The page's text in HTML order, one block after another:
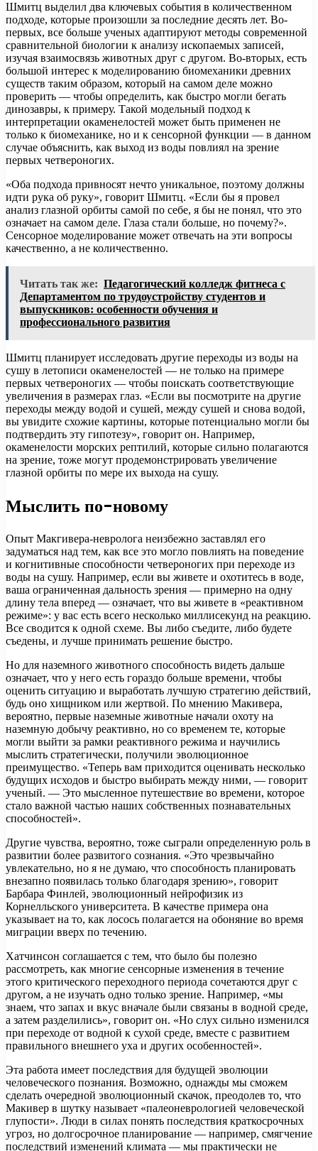
Шмитц выделил два ключевых события в количественном
подходе, которые произошли за последние десять лет. Во-
первых, все больше ученых адаптируют методы современной
сравнительной биологии к анализу ископаемых записей,
изучая взаимосвязь животных друг с другом. Во-вторых, есть
большой интерес к моделированию биомеханики древних
существ таким образом, который на самом деле можно
проверить — чтобы определить, как быстро могли бегать
динозавры, к примеру. Такой модельный подход к
интерпретации окаменелостей может быть применен не
только к биомеханике, но и к сенсорной функции — в данном
случае объяснить, как выход из воды повлиял на зрение
первых четвероногих.
«Оба подхода привносят нечто уникальное, поэтому должны
идти рука об руку», говорит Шмитц. «Если бы я провел
анализ глазной орбиты самой по себе, я бы не понял, что это
означает на самом деле. Глаза стали больше, но почему?».
Сенсорное моделирование может отвечать на эти вопросы
качественно, а не количественно.
Читать так же: Педагогический колледж фитнеса с
Департаментом по трудоустройству студентов и
выпускников: особенности обучения и
профессионального развития
Шмитц планирует исследовать другие переходы из воды на
сушу в летописи окаменелостей — не только на примере
первых четвероногих — чтобы поискать соответствующие
увеличения в размерах глаз. «Если вы посмотрите на другие
переходы между водой и сушей, между сушей и снова водой,
вы увидите схожие картины, которые потенциально могли бы
подтвердить эту гипотезу», говорит он. Например,
окаменелости морских рептилий, которые сильно полагаются
на зрение, тоже могут продемонстрировать увеличение
глазной орбиты по мере их выхода на сушу.
Мыслить по-новому
Опыт Макгивера-невролога неизбежно заставлял его
задуматься над тем, как все это могло повлиять на поведение
и когнитивные способности четвероногих при переходе из
воды на сушу. Например, если вы живете и охотитесь в воде,
ваша ограниченная дальность зрения — примерно на одну
длину тела вперед — означает, что вы живете в «реактивном
режиме»: у вас есть всего несколько миллисекунд на реакцию.
Все сводится к одной схеме. Вы либо съедите, либо будете
съедены, и лучше принимать решение быстро.
Но для наземного животного способность видеть дальше
означает, что у него есть гораздо больше времени, чтобы
оценить ситуацию и выработать лучшую стратегию действий,
будь оно хищником или жертвой. По мнению Макивера,
вероятно, первые наземные животные начали охоту на
наземную добычу реактивно, но со временем те, которые
могли выйти за рамки реактивного режима и научились
мыслить стратегически, получили эволюционное
преимущество. «Теперь вам приходится оценивать несколько
будущих исходов и быстро выбирать между ними, — говорит
ученый. — Это мысленное путешествие во времени, которое
стало важной частью наших собственных познавательных
способностей».
Другие чувства, вероятно, тоже сыграли определенную роль в
развитии более развитого сознания. «Это чрезвычайно
увлекательно, но я не думаю, что способность планировать
внезапно появилась только благодаря зрению», говорит
Барбара Финлей, эволюционный нейрофизик из
Корнелльского университета. В качестве примера она
указывает на то, как лосось полагается на обоняние во время
миграции вверх по течению.
Хатчинсон соглашается с тем, что было бы полезно
рассмотреть, как многие сенсорные изменения в течение
этого критического переходного периода сочетаются друг с
другом, а не изучать одно только зрение. Например, «мы
знаем, что запах и вкус вначале были связаны в водной среде,
а затем разделились», говорит он. «Но слух сильно изменился
при переходе от водной к сухой среде, вместе с развитием
правильного внешнего уха и других особенностей».
Эта работа имеет последствия для будущей эволюции
человеческого познания. Возможно, однажды мы сможем
сделать очередной эволюционный скачок, преодолев то, что
Макивер в шутку называет «палеоневрологией человеческой
глупости». Люди в силах понять последствия краткосрочных
угроз, но долгосрочное планирование — например, смягчение
последствий изменений климата — мы практически не